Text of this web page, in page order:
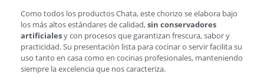
Como todos los productos Chata, este chorizo se elabora bajo
los más altos estándares de calidad,sin conservadores
artificialesy con procesos que garantizan frescura, sabor y
practicidad. Su presentación lista para cocinar o servir facilita su
uso tanto en casa como en cocinas profesionales, manteniendo
siempre la excelencia que nos caracteriza.